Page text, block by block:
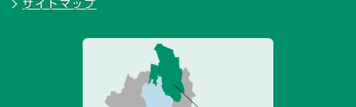
サイトマップ